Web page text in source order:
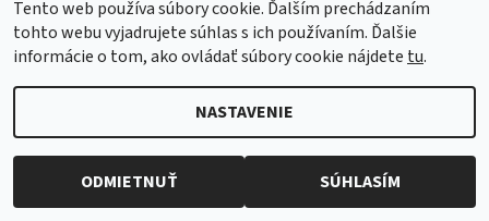
2026 © www.prepekneritky.sk, všetky práva vyhradenéUpraviť
nastavenie cookies
Vytvoril Shoptet
Tento web používa súbory cookie. Ďalším prechádzaním
tohto webu vyjadrujete súhlas s ich používaním. Ďalšie
informácie o tom, ako ovládať súbory cookie nájdete tu.
NASTAVENIE
ODMIETNUŤ SÚHLASÍM